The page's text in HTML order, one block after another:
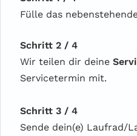
Fülle das
Schritt 2 / 4
Wir teilen dir deine
Servicetermin mit.
Schritt 3 / 4
Sende dein(e) Laufrad/